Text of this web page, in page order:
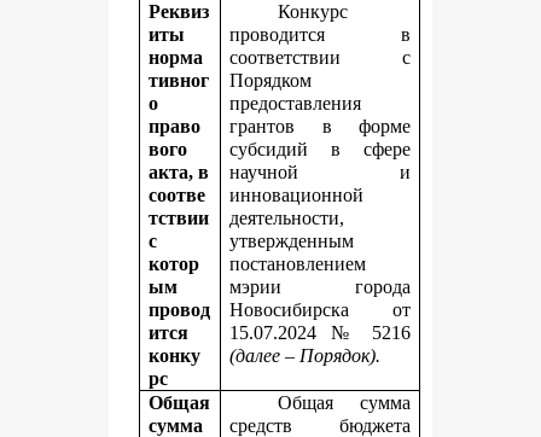
Реквиз
иты
норма
тивног
о
право
вого
акта, в
соотве
тствии
с
котор
ым
провод
ится
конку
рс
Конкурс
проводится в
соответствии с
Порядком
предоставления
грантов в форме
субсидий в сфере
научной и
инновационной
деятельности,
утвержденным
постановлением
мэрии города
Новосибирска от
15.07.2024 № 5216
(далее – Порядок).
Общая
сумма
Общая сумма
средств бюджета